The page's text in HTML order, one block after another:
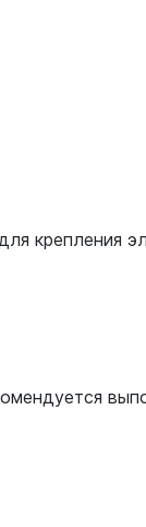
крепления